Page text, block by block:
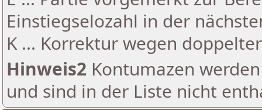
Einstiegselozahl in der
K ... Korrektur wegen
Hinweis2 Kontumazen
und sind in der Liste nicht